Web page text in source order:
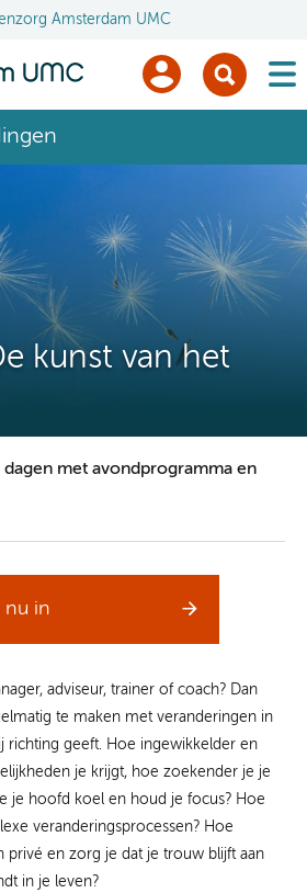
Amsterdam UMC
kunst van het
met avondprogramma en
nu in
adviseur, trainer of coach? Dan
te maken met veranderingen in
richting geeft. Hoe ingewikkelder en
je krijgt, hoe zoekender je je
je hoofd koel en houd je focus? Hoe
veranderingsprocessen? Hoe
privé en zorg je dat je trouw blijft aan
in je leven?